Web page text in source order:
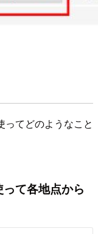
ってどのようなこと
って各地点から